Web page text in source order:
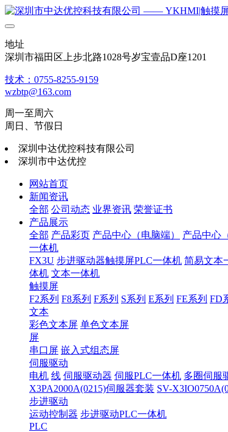
地址
深圳市福田区上步北路1028号岁宝壹品D座1201
技术：0755-8255-9159
wzbtp@163.com
周一至周六
周日、节假日
深圳中达优控科技有限公司
深圳市中达优控
网站首页
新闻资讯
全部 公司动态 业界资讯 荣誉证书
产品展示
全部 产品彩页 产品中心（电脑端） 产品中心
一体机
FX3U 步进驱动器触摸屏PLC一体机 简易文本
体机 文本一体机
触摸屏
F2系列 F8系列 F系列 S系列 E系列 FE系列 FD
文本
彩色文本屏 单色文本屏
屏
串口屏 嵌入式组态屏
伺服驱动
电机 线 伺服驱动器 伺服PLC一体机 多圈伺服
X3PA2000A(0215)伺服器套装 SV-
步进驱动
运动控制器 步进驱动PLC一体机
PLC